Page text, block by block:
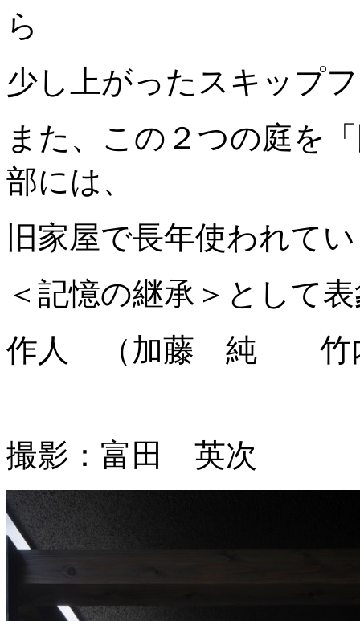
ら
少し上がったスキップ
また、この２つの庭を
部には、
旧家屋で長年使われて
＜記憶の継承＞として
作人 （加藤 純 竹
撮影：富田 英次